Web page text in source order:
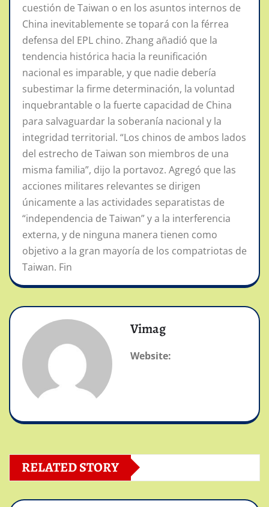
cuestión de Taiwan o en los asuntos internos de
China inevitablemente se topará con la férrea
defensa del EPL chino. Zhang añadió que la
tendencia histórica hacia la reunificación
nacional es imparable, y que nadie debería
subestimar la firme determinación, la voluntad
inquebrantable o la fuerte capacidad de China
para salvaguardar la soberanía nacional y la
integridad territorial. “Los chinos de ambos lados
del estrecho de Taiwan son miembros de una
misma familia”, dijo la portavoz. Agregó que las
acciones militares relevantes se dirigen
únicamente a las actividades separatistas de
“independencia de Taiwan” y a la interferencia
externa, y de ninguna manera tienen como
objetivo a la gran mayoría de los compatriotas de
Taiwan. Fin
Vimag
Website:
RELATED STORY